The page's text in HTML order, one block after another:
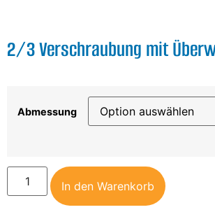
2/3 Verschraubung mit
Abmessung
In den Warenkorb